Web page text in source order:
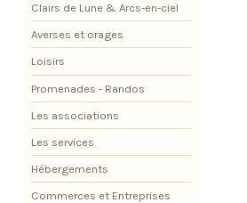
Clairs de Lune & Arcs-en-ciel
Averses et orages
Loisirs
Promenades - Randos
Les associations
Les services
Hébergements
Commerces et Entreprises